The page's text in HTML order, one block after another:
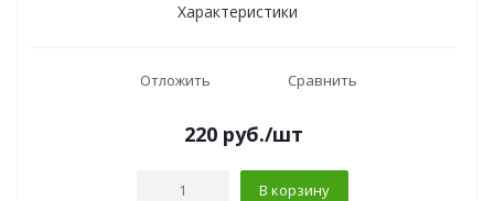
Характеристики
Отложить Сравнить
220руб./шт
В корзину